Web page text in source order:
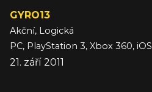
GYRO13
Akční, Logická
PC, PlayStation 3, Xbox 360, iOS
21. září 2011